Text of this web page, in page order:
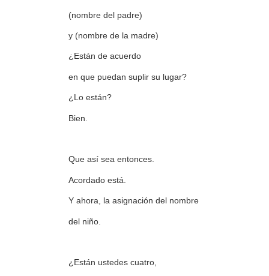
(nombre del padre)
y (nombre de la madre)
¿Están de acuerdo
en que puedan suplir su lugar?
¿Lo están?
Bien.
Que así sea entonces.
Acordado está.
Y ahora, la asignación del nombre
del niño.
¿Están ustedes cuatro,